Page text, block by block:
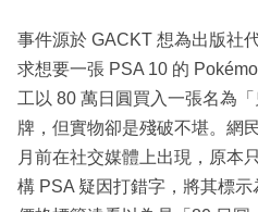
事件源於 GACKT 想為出版社
求想要一張 PSA 10 的
工以 80 萬日圓買入一張名為
牌，但實物卻是殘破不堪。網
月前在社交媒體上出現，原本
構 PSA 疑因打錯字，將其標